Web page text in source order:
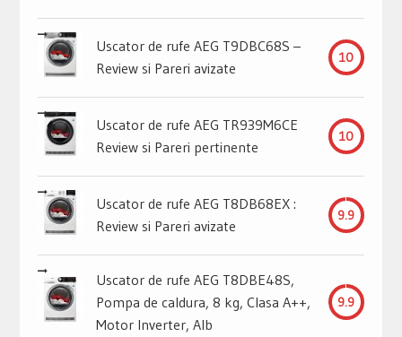
Uscator de rufe AEG T9DBC68S –
Review si Pareri avizate
10
Uscator de rufe AEG TR939M6CE
Review si Pareri pertinente
10
Uscator de rufe AEG T8DB68EX :
Review si Pareri avizate
9.9
Uscator de rufe AEG T8DBE48S,
Pompa de caldura, 8 kg, Clasa A++,
Motor Inverter, Alb
9.9